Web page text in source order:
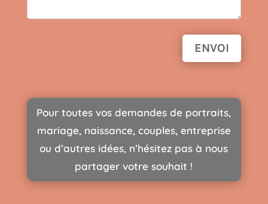
ENVOI
Pour toutes vos demandes de portraits,
mariage, naissance, couples, entreprise
ou d’autres idées, n’hésitez pas à nous
partager votre souhait !